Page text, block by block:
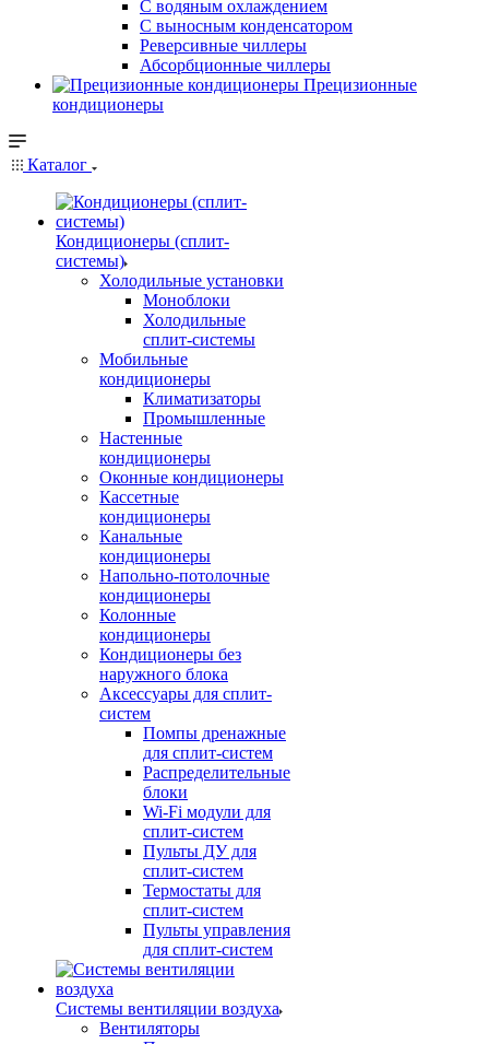
С водяным охлаждением
С выносным конденсатором
Реверсивные чиллеры
Абсорбционные чиллеры
Прецизионные
кондиционеры
Каталог
Кондиционеры (сплит-
системы)
Холодильные установки
Моноблоки
Холодильные
сплит-системы
Мобильные
кондиционеры
Климатизаторы
Промышленные
Настенные
кондиционеры
Оконные кондиционеры
Кассетные
кондиционеры
Канальные
кондиционеры
Напольно-потолочные
кондиционеры
Колонные
кондиционеры
Кондиционеры без
наружного блока
Аксессуары для сплит-
систем
Помпы дренажные
для сплит-систем
Распределительные
блоки
Wi-Fi модули для
сплит-систем
Пульты ДУ для
сплит-систем
Термостаты для
сплит-систем
Пульты управления
для сплит-систем
Системы вентиляции воздуха
Вентиляторы